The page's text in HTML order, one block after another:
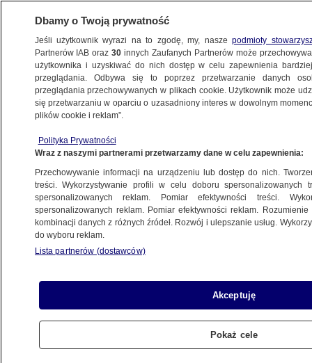
METEO
ŚWIAT
powodziowa
3.06.2024, 12:03
Udostępnij
Ulewy nawiedziły gminę Premariacco położoną
powodziowa, która porwała trzy młode osoby.
Dbamy o Twoją prywatność
Jeśli użytkownik wyrazi na to zgodę, my, naszepodmioty
Partnerów IAB oraz30 innych Zaufanych Partnerów może
użytkownika i uzyskiwać do nich dostęp w celu zapewnienia
przeglądania. Odbywa się to poprzez przetwarzanie danych
przeglądania przechowywanych w plikach cookie. Użytkownik może
się przetwarzaniu w oparciu o uzasadniony interes w dowolnym
plików cookie i reklam”.
Polityka Prywatności
Wraz z naszymi partnerami przetwarzamy dane w celu zapewnienia:
Przechowywanie informacji na urządzeniu lub dostęp do nich.
treści. Wykorzystywanie profili w celu doboru spersonalizowanych
spersonalizowanych reklam. Pomiar efektywności treści.
spersonalizowanych reklam. Pomiar efektywności reklam.
kombinacji danych z różnych źródeł. Rozwój i ulepszanie usług.
do wyboru reklam.
Lista partnerów (dostawców)
Akceptuję
Pokaż cele